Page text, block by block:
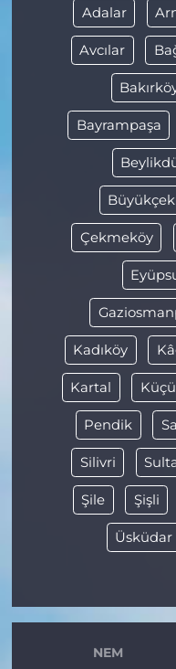
Adalar
Avcılar
Bayrampaşa
Çekmeköy
Kadıköy
Kartal
Pendik
Silivri
Şile Şişli
Üsküdar
NEM